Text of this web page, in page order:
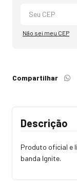
Não sei meu CEP
Compartilhar
Descrição
Produto oficial e
banda Ignite.